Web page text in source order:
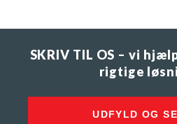
SKRIV TIL OS – vi
rigtige
UDFYLD OG